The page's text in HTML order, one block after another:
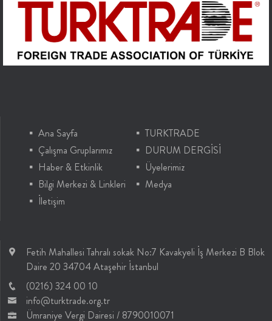
Ana Sayfa
TURKTRADE
Çalışma Gruplarımız
DURUM DERGİSİ
Haber & Etkinlik
Üyelerimiz
Bilgi Merkezi & Linkleri
Medya
İletişim
Fetih Mahallesi Tahralı sokak No:7 Kavakyeli İş Merkezi B Blok
Daire 20 34704 Ataşehir İstanbul
(0216) 324 00 10
info@turktrade.org.tr
Ümraniye Vergi Dairesi / 8790010071